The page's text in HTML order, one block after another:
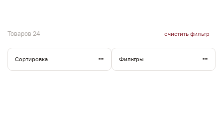
Товаров 24 очистить фильтр
Сортировка Фильтры